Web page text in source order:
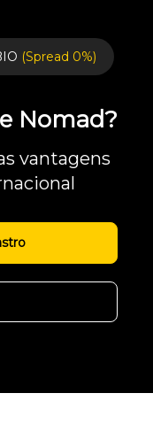
(Spread 0%)
Nomad?
vantagens